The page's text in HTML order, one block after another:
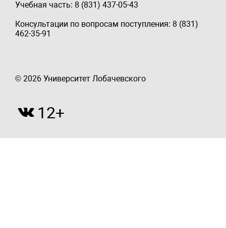
Учебная часть: 8 (831) 437-05-43
Консультации по вопросам поступления: 8 (831)
462-35-91
© 2026 Университет Лобачевского
12+